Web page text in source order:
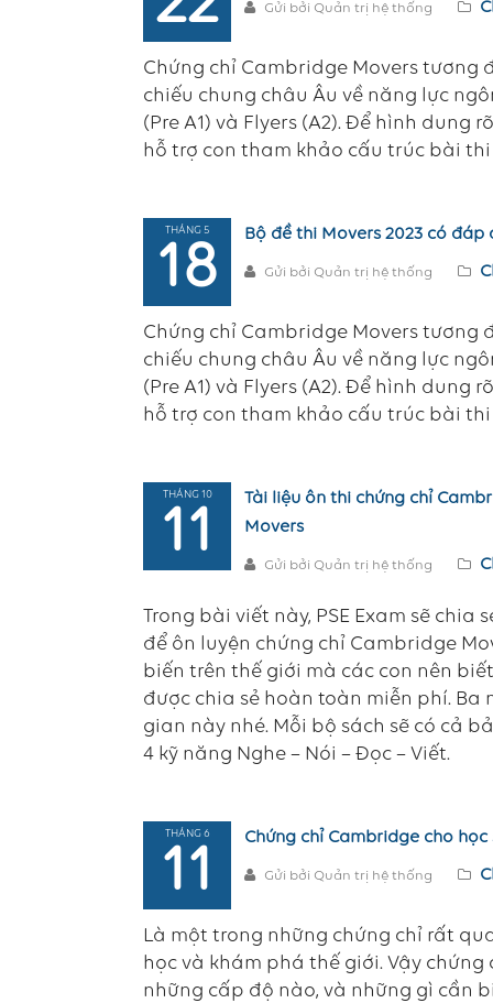
Gửi bởi Quản trị hệ thống
Chứng chỉ Cambridge Movers tương
chiếu chung châu Âu về năng lực
(Pre A1) và Flyers (A2). Để hình
hỗ trợ con tham khảo cấu trúc bài thi
THÁNG 5
18
Bộ đề thi Movers 2023 có đáp
Gửi bởi Quản trị hệ thống
Chứng chỉ Cambridge Movers tương
chiếu chung châu Âu về năng lực
(Pre A1) và Flyers (A2). Để hình
hỗ trợ con tham khảo cấu trúc bài thi
THÁNG 10
11
Tài liệu ôn thi chứng chỉ
Movers
Gửi bởi Quản trị hệ thống
Trong bài viết này, PSE Exam sẽ
để ôn luyện chứng chỉ Cambridge
biến trên thế giới mà các con nên
được chia sẻ hoàn toàn miễn phí. Ba
gian này nhé. Mỗi bộ sách sẽ có cả
4 kỹ năng Nghe – Nói – Đọc – Viết.
THÁNG 6
11
Chứng chỉ Cambridge cho
Gửi bởi Quản trị hệ thống
Là một trong những chứng chỉ rất
học và khám phá thế giới. Vậy
những cấp độ nào, và những gì cần